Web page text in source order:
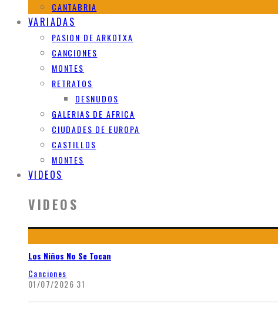
CANTABRIA
VARIADAS
PASION DE ARKOTXA
CANCIONES
MONTES
RETRATOS
DESNUDOS
GALERIAS DE AFRICA
CIUDADES DE EUROPA
CASTILLOS
MONTES
VIDEOS
VIDEOS
Los Niños No Se Tocan
Canciones
01/07/2026 31